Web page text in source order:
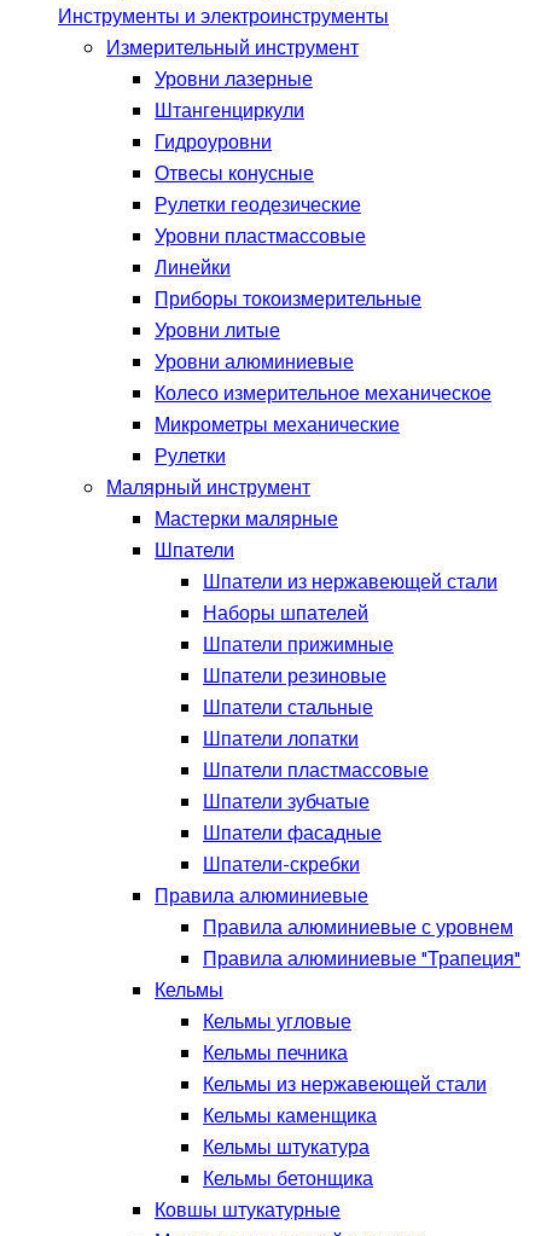
Инструменты и электроинструменты
Измерительный инструмент
Уровни лазерные
Штангенциркули
Гидроуровни
Отвесы конусные
Рулетки геодезические
Уровни пластмассовые
Линейки
Приборы токоизмерительные
Уровни литые
Уровни алюминиевые
Колесо измерительное механическое
Микрометры механические
Рулетки
Малярный инструмент
Мастерки малярные
Шпатели
Шпатели из нержавеющей стали
Наборы шпателей
Шпатели прижимные
Шпатели резиновые
Шпатели стальные
Шпатели лопатки
Шпатели пластмассовые
Шпатели зубчатые
Шпатели фасадные
Шпатели-скребки
Правила алюминиевые
Правила алюминиевые с уровнем
Правила алюминиевые "Трапеция"
Кельмы
Кельмы угловые
Кельмы печника
Кельмы из нержавеющей стали
Кельмы каменщика
Кельмы штукатура
Кельмы бетонщика
Ковшы штукатурные